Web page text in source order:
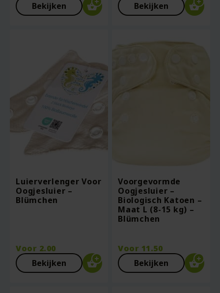
Bekijken
Bekijken
Luierverlenger Voor
Oogjesluier –
Blümchen
Voor 2.00
Bekijken
Voorgevormde
Oogjesluier –
Biologisch Katoen –
Maat L (8-15 kg) –
Blümchen
Voor 11.50
Bekijken